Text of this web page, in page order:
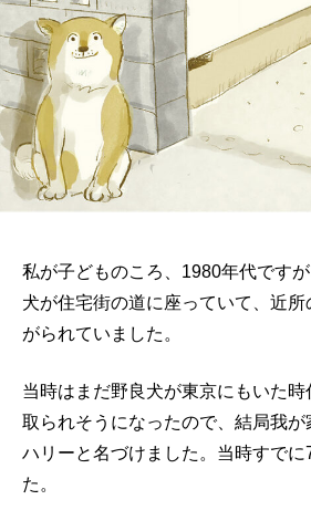
私が子どものころ、1980年代です
犬が住宅街の道に座っていて、近
がられていました。
当時はまだ野良犬が東京にもいた時
取られそうになったので、結局我が
ハリーと名づけました。当時すでに
た。